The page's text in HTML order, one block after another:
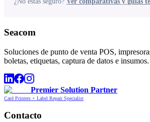
Seacom
Soluciones de punto de venta POS,
boletas, etiquetas, captura de datos e insumos.
Premier Solution Partner
Card Printers + Label Repair Specialist
Contacto